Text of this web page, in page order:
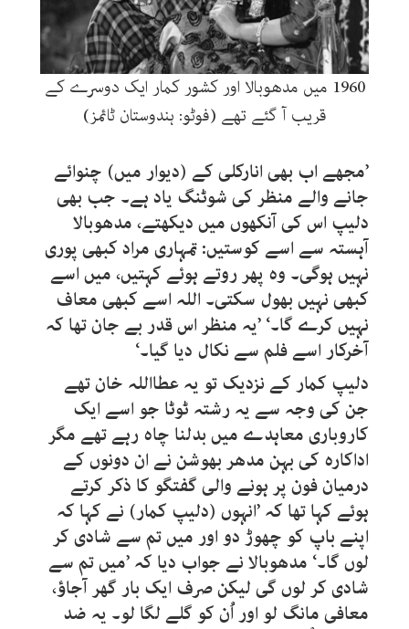
1960 میں مدھوبالا اور کشور کمار ایک دوسرے کے
قریب آ گئے تھے (فوٹو: ہندوستان ٹائمز)
’مجھے اب بھی انارکلی کے (دیوار میں) چنوائے
جانے والے منظر کی شوٹنگ یاد ہے۔ جب بھی
دلیپ اس کی آنکھوں میں دیکھتے، مدھوبالا
آہستہ سے اسے کوستیں: تمہاری مراد کبھی پوری
نہیں ہوگی۔ وہ پھر روتے ہوئے کہتیں، میں اسے
کبھی نہیں بھول سکتی۔ اللہ اسے کبھی معاف
نہیں کرے گا۔‘ ’یہ منظر اس قدر بے جان تھا کہ
آخرکار اسے فلم سے نکال دیا گیا۔‘
دلیپ کمار کے نزدیک تو یہ عطااللہ خان تھے
جن کی وجہ سے یہ رشتہ ٹوٹا جو اسے ایک
کاروباری معاہدے میں بدلنا چاہ رہے تھے مگر
اداکارہ کی بہن مدھر بھوشن نے ان دونوں کے
درمیان فون پر ہونے والی گفتگو کا ذکر کرتے
ہوئے کہا تھا کہ ’انہوں (دلیپ کمار) نے کہا کہ
اپنے باپ کو چھوڑ دو اور میں تم سے شادی کر
لوں گا۔‘ مدھوبالا نے جواب دیا کہ ’میں تم سے
شادی کر لوں گی لیکن صرف ایک بار گھر آجاؤ،
معافی مانگ لو اور اُن کو گلے لگا لو۔ یہ ضد